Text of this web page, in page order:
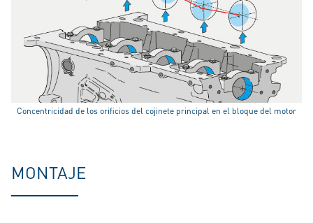
Concentricidad de los orificios del cojinete principal en el bloque del motor
MONTAJE